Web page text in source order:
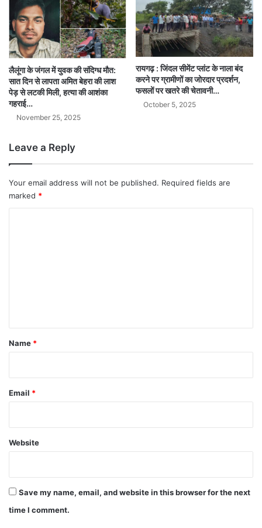
लैलूंगा के जंगल में युवक की संदिग्ध मौत:
सात दिन से लापता अमित बेहरा की लाश
पेड़ से लटकी मिली, हत्या की आशंका
गहराई…
November 25, 2025
रायगढ़ : जिंदल सीमेंट प्लांट के नाला बंद
करने पर ग्रामीणों का जोरदार प्रदर्शन,
फसलों पर खतरे की चेतावनी…
October 5, 2025
Leave a Reply
Your email address will not be published. Required fields are
marked *
*
Name *
Email *
Website
Save my name, email, and website in this browser for the next
time I comment.